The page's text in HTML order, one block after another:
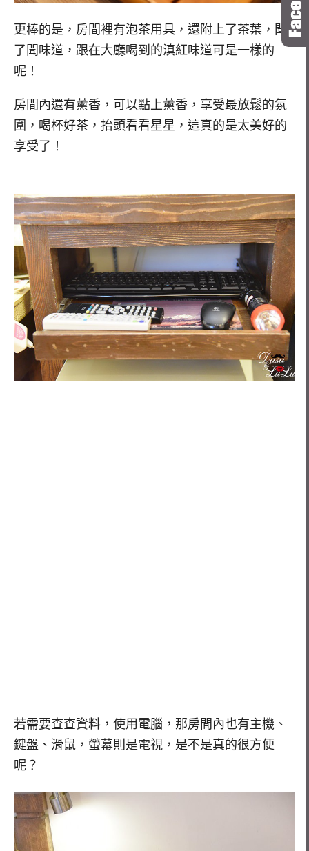
更棒的是，房間裡有泡茶用具，還附上了茶葉，聞
了聞味道，跟在大廳喝到的滇紅味道可是一樣的
呢！
房間內還有薰香，可以點上薰香，享受最放鬆的氛
圍，喝杯好茶，抬頭看看星星，這真的是太美好的
享受了！
若需要查查資料，使用電腦，那房間內也有主機、
鍵盤、滑鼠，螢幕則是電視，是不是真的很方便
呢？